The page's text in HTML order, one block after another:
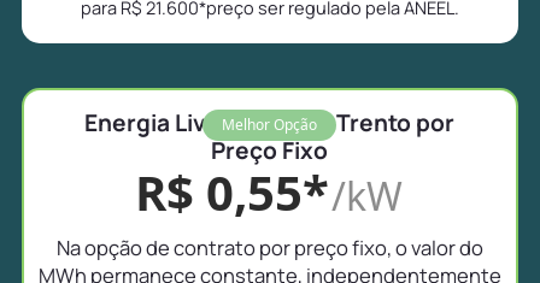
para R$ 21.600*preço ser regulado pela ANEEL.
Melhor Opção
Energia Livre em Nova Trento por
Preço Fixo
R$ 0,55*/kW
Na opção de contrato por preço fixo, o valor do
MWh permanece constante, independentemente